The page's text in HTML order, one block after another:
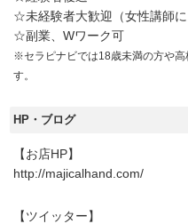
☆未経験者大歓迎（女性講師に
☆副業、Wワーク可
※セラピナビでは18歳未満の方や高
す。
HP・ブログ
【お店HP】
http://majicalhand.com/
【ツイッター】